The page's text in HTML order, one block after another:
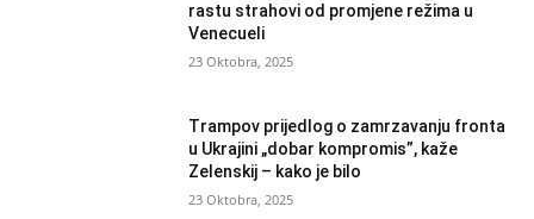
rastu strahovi od promjene režima u
Venecueli
23 Oktobra, 2025
Trampov prijedlog o zamrzavanju fronta
u Ukrajini „dobar kompromis”, kaže
Zelenskij – kako je bilo
23 Oktobra, 2025